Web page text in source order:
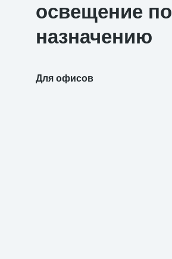
освещение по
назначению
Для офисов